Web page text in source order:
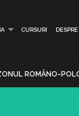
CURSURI
ROMÂNO-